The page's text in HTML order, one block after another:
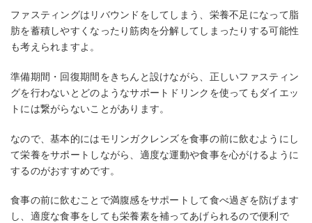
ファスティングはリバウンドをしてしまう、栄養不足になって脂
肪を蓄積しやすくなったり筋肉を分解してしまったりする可能性
も考えられますよ。
準備期間・回復期間をきちんと設けながら、正しいファスティン
グを行わないとどのようなサポートドリンクを使ってもダイエッ
トには繋がらないことがあります。
なので、基本的にはモリンガクレンズを食事の前に飲むようにし
て栄養をサポートしながら、適度な運動や食事を心がけるように
するのがおすすめです。
食事の前に飲むことで満腹感をサポートして食べ過ぎを防げます
し、適度な食事をしても栄養素を補ってあげられるので便利で